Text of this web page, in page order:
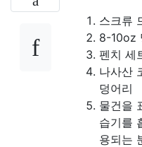
스크류
8-10oz
펜치 세
나사산
덩어리
물건을
습기를
용되는